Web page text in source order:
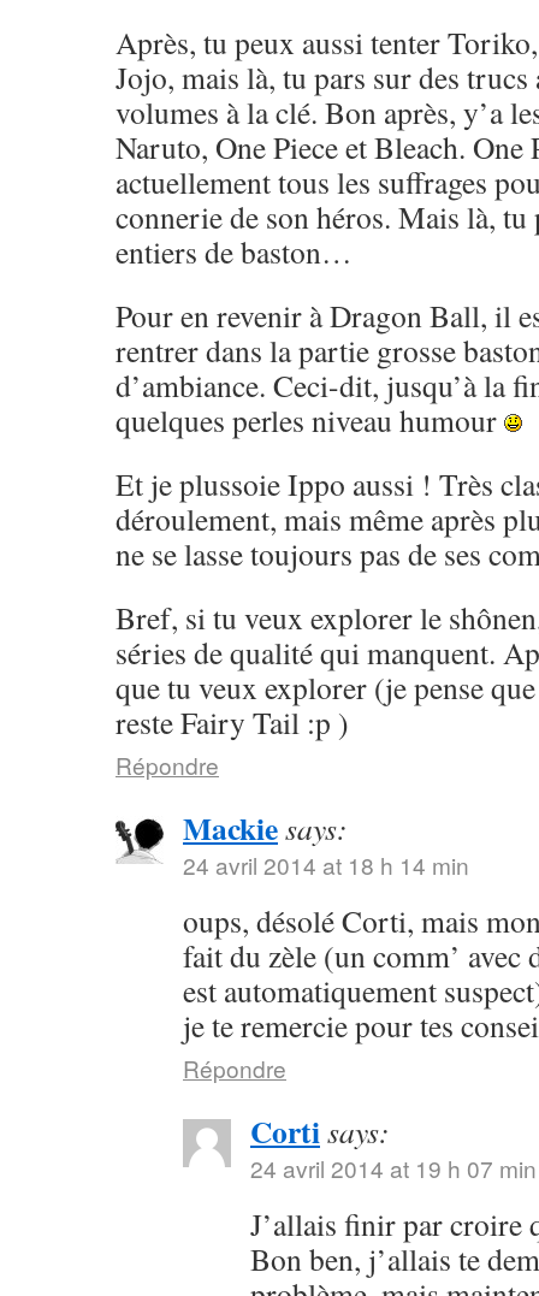
Après, tu peux aussi tenter
Jojo, mais là, tu pars sur des trucs
volumes à la clé. Bon après, y’a
Naruto, One Piece et Bleach. One
actuellement tous les suffrages
connerie de son héros. Mais là,
entiers de baston…
Pour en revenir à Dragon Ball, il
rentrer dans la partie grosse
d’ambiance. Ceci-dit, jusqu’à la
quelques perles niveau humour
Et je plussoie Ippo aussi ! Très
déroulement, mais même après
ne se lasse toujours pas de ses
Bref, si tu veux explorer le
séries de qualité qui manquent.
que tu veux explorer (je pense
reste Fairy Tail :p )
Répondre
Mackiesays:
24 avril 2014 at 18 h 14 min
oups, désolé Corti, mais
fait du zèle (un comm’ avec
est automatiquement
je te remercie pour tes
Répondre
Cortisays:
24 avril 2014 at 19 h 07 min
J’allais finir par croire
Bon ben, j’allais te